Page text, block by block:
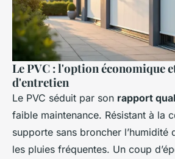
Le PVC : l'option économique
d'entretien
Le PVC séduit par son rapport
faible maintenance. Résistant à la
supporte sans broncher l’humidité
les pluies fréquentes. Un coup